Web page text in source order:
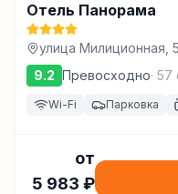
Отель Панорама
улица Милиционная,
9.2 Превосходно· 57
Wi-Fi Парковка
от
5 983 ₽